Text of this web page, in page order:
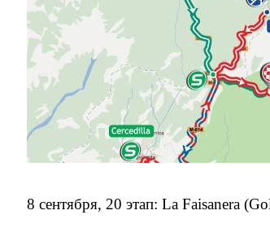
8 сентября, 20 этап: La Faisanera